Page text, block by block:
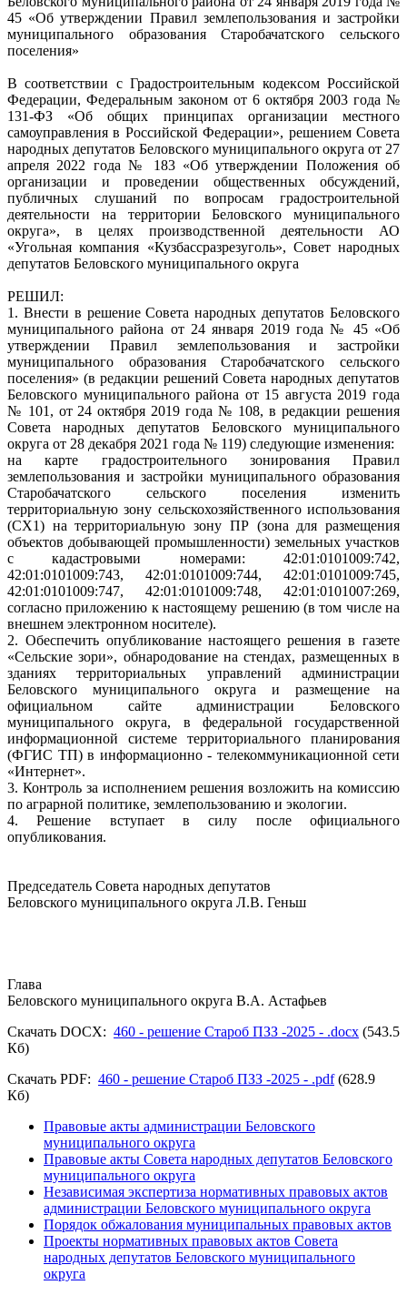
45 «Об утверждении Правил землепользования и застройки
муниципального образования Старобачатского сельского
поселения»
В соответствии с Градостроительным кодексом Российской
Федерации, Федеральным законом от 6 октября 2003 года №
131-ФЗ «Об общих принципах организации местного
самоуправления в Российской Федерации», решением Совета
народных депутатов Беловского муниципального округа от 27
апреля 2022 года № 183 «Об утверждении Положения об
организации и проведении общественных обсуждений,
публичных слушаний по вопросам градостроительной
деятельности на территории Беловского муниципального
округа», в целях производственной деятельности АО
«Угольная компания «Кузбассразрезуголь», Совет народных
депутатов Беловского муниципального округа
РЕШИЛ:
1. Внести в решение Совета народных депутатов Беловского
муниципального района от 24 января 2019 года № 45 «Об
утверждении Правил землепользования и застройки
муниципального образования Старобачатского сельского
поселения» (в редакции решений Совета народных депутатов
Беловского муниципального района от 15 августа 2019 года
№ 101, от 24 октября 2019 года № 108, в редакции решения
Совета народных депутатов Беловского муниципального
округа от 28 декабря 2021 года № 119) следующие изменения:
на карте градостроительного зонирования Правил
землепользования и застройки муниципального образования
Старобачатского сельского поселения изменить
территориальную зону сельскохозяйственного использования
(СХ1) на территориальную зону ПР (зона для размещения
объектов добывающей промышленности) земельных участков
с кадастровыми номерами: 42:01:0101009:742,
42:01:0101009:743, 42:01:0101009:744, 42:01:0101009:745,
42:01:0101009:747, 42:01:0101009:748, 42:01:0101007:269,
согласно приложению к настоящему решению (в том числе на
внешнем электронном носителе).
2. Обеспечить опубликование настоящего решения в газете
«Сельские зори», обнародование на стендах, размещенных в
зданиях территориальных управлений администрации
Беловского муниципального округа и размещение на
официальном сайте администрации Беловского
муниципального округа, в федеральной государственной
информационной системе территориального планирования
(ФГИС ТП) в информационно - телекоммуникационной сети
«Интернет».
3. Контроль за исполнением решения возложить на комиссию
по аграрной политике, землепользованию и экологии.
4. Решение вступает в силу после официального
опубликования.
Председатель Совета народных депутатов
Беловского муниципального округа Л.В. Геньш
Глава
Беловского муниципального округа В.А. Астафьев
Скачать DOCX: 460 - решение Староб ПЗЗ -2025 - .docx (543.5
Кб)
Скачать PDF: 460 - решение Староб ПЗЗ -2025 - .pdf(628.9
Кб)
Правовые акты администрации Беловского
муниципального округа
Правовые акты Совета народных депутатов Беловского
муниципального округа
Независимая экспертиза нормативных правовых актов
администрации Беловского муниципального округа
Порядок обжалования муниципальных правовых актов
Проекты нормативных правовых актов Совета
народных депутатов Беловского муниципального
округа